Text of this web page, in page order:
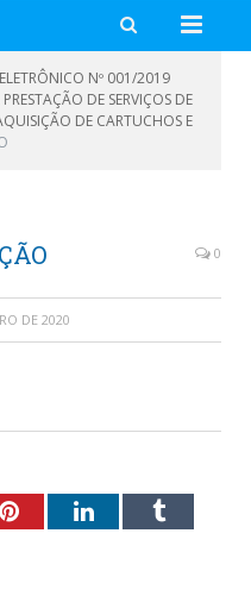
Nº 001/2019
DE SERVIÇOS DE
DE CARTUCHOS E
0
DE 2020
PinterestLinkedInTumblr